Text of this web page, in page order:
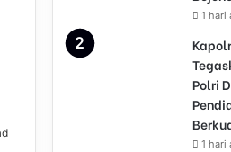
1 hari
Polri
1 hari